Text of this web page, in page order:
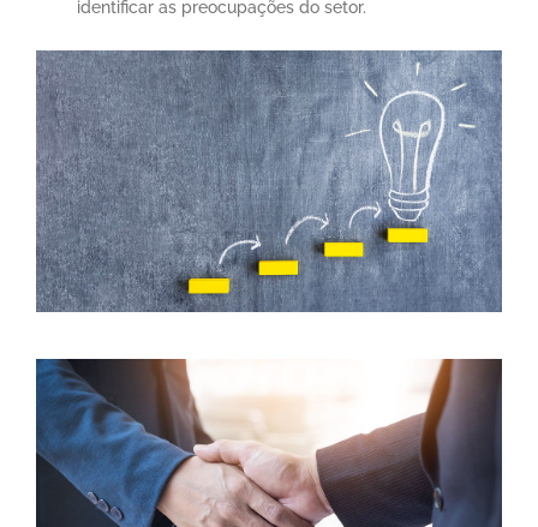
identificar as preocupações do setor.